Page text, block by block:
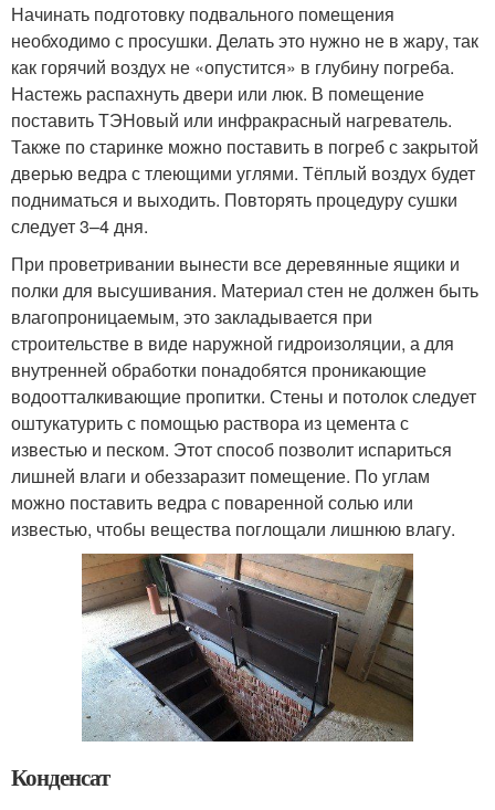
Начинать подготовку подвального помещения
необходимо с просушки. Делать это нужно не в жару, так
как горячий воздух не «опустится» в глубину погреба.
Настежь распахнуть двери или люк. В помещение
поставить ТЭНовый или инфракрасный нагреватель.
Также по старинке можно поставить в погреб с закрытой
дверью ведра с тлеющими углями. Тёплый воздух будет
подниматься и выходить. Повторять процедуру сушки
следует 3–4 дня.
При проветривании вынести все деревянные ящики и
полки для высушивания. Материал стен не должен быть
влагопроницаемым, это закладывается при
строительстве в виде наружной гидроизоляции, а для
внутренней обработки понадобятся проникающие
водоотталкивающие пропитки. Стены и потолок следует
оштукатурить с помощью раствора из цемента с
известью и песком. Этот способ позволит испариться
лишней влаги и обеззаразит помещение. По углам
можно поставить ведра с поваренной солью или
известью, чтобы вещества поглощали лишнюю влагу.
Конденсат